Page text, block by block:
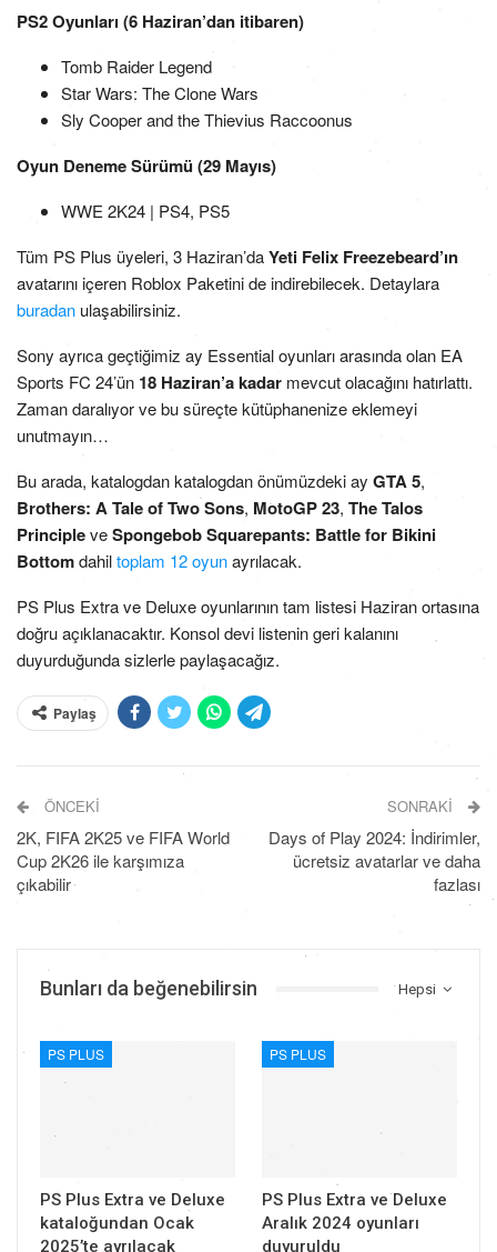
PS2 Oyunları (6 Haziran’dan itibaren)
Tomb Raider Legend
Star Wars: The Clone Wars
Sly Cooper and the Thievius Raccoonus
Oyun Deneme Sürümü (29 Mayıs)
WWE 2K24 | PS4, PS5
Tüm PS Plus üyeleri, 3 Haziran’daYeti Felix Freezebeard’ın
avatarını içeren Roblox Paketini de indirebilecek. Detaylara
buradan ulaşabilirsiniz.
Sony ayrıca geçtiğimiz ay Essential oyunları arasında olan EA
Sports FC 24’ün 18 Haziran’a kadar mevcut olacağını hatırlattı.
Zaman daralıyor ve bu süreçte kütüphanenize eklemeyi
unutmayın…
Bu arada, katalogdan katalogdan önümüzdeki ay GTA 5,
Brothers: A Tale of Two Sons, MotoGP 23, The Talos
PrincipleveSpongebob Squarepants: Battle for Bikini
Bottomdahiltoplam 12 oyunayrılacak.
PS Plus Extra ve Deluxe oyunlarının tam listesi Haziran ortasına
doğru açıklanacaktır. Konsol devi listenin geri kalanını
duyurduğunda sizlerle paylaşacağız.
Paylaş
ÖNCEKI
2K, FIFA 2K25 ve FIFA World
Cup 2K26 ile karşımıza
çıkabilir
SONRAKI
Days of Play 2024: İndirimler,
ücretsiz avatarlar ve daha
fazlası
Hepsi
Bunları da beğenebilirsin
PS PLUS
PS Plus Extra ve Deluxe
kataloğundan Ocak
2025’te ayrılacak
PS PLUS
PS Plus Extra ve Deluxe
Aralık 2024 oyunları
duyuruldu